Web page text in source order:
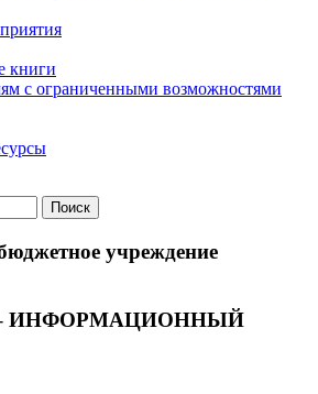
книги
с ограниченными возможностями
Поиск
учреждение
ИНФОРМАЦИОННЫЙ